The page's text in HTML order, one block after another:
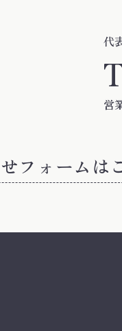
代
営
フォームは
フォームは